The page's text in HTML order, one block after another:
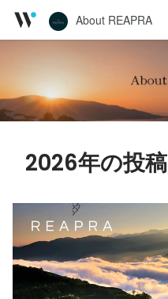
About REAPRA
2026年の投稿